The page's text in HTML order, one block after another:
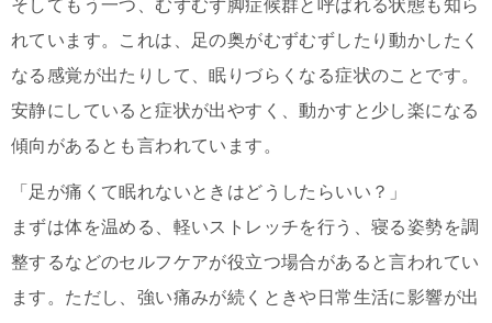
そしてもう一つ、むずむず脚症候群と呼ばれる状態も知ら
れています。これは、足の奥がむずむずしたり動かしたく
なる感覚が出たりして、眠りづらくなる症状のことです。
安静にしていると症状が出やすく、動かすと少し楽になる
傾向があるとも言われています。
「足が痛くて眠れないときはどうしたらいい？」
まずは体を温める、軽いストレッチを行う、寝る姿勢を調
整するなどのセルフケアが役立つ場合があると言われてい
ます。ただし、強い痛みが続くときや日常生活に影響が出